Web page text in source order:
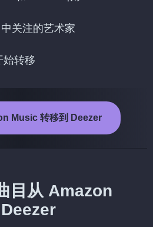
关注的艺术家
始转移
Music 转移到 Deezer
目从 Amazon